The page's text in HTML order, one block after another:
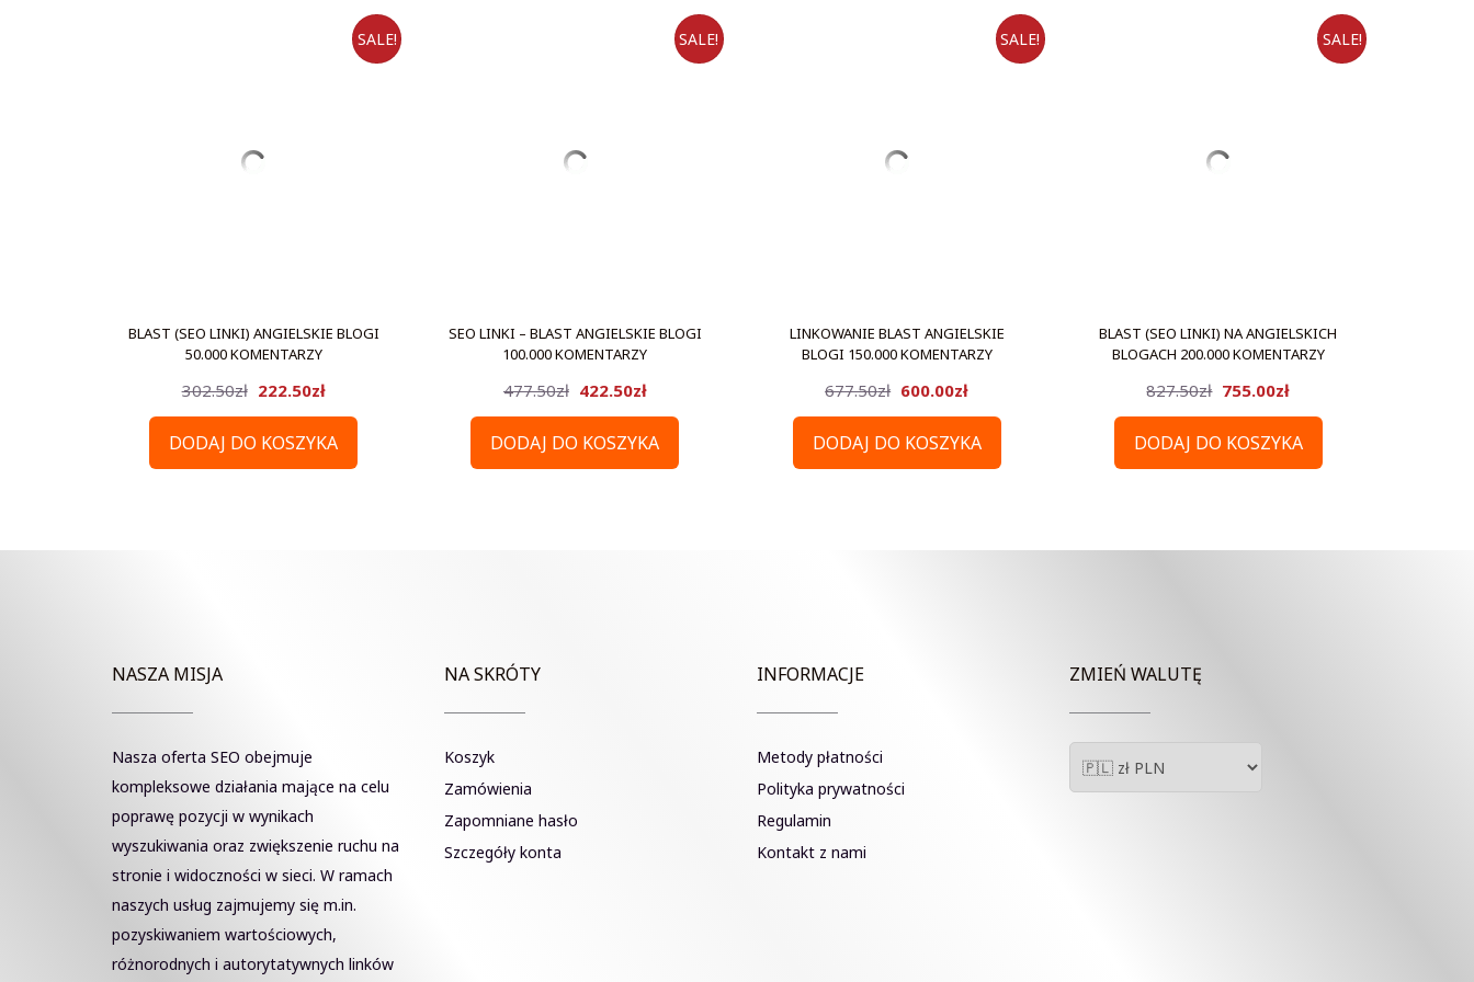
SALE!
BLAST (SEO LINKI) ANGIELSKIE BLOGI
50.000 KOMENTARZY
302.50zł Pierwotna
cena
222.50złAktualna
cena
DODAJ DO KOSZYKA
SALE!
SEO LINKI – BLAST ANGIELSKIE BLOGI
100.000 KOMENTARZY
477.50zł Pierwotna
cena
422.50złAktualna
cena
DODAJ DO KOSZYKA
SALE!
LINKOWANIE BLAST ANGIELSKIE
BLOGI 150.000 KOMENTARZY
677.50zł Pierwotna
cena
600.00złAktualna
cena
DODAJ DO KOSZYKA
SALE!
BLAST (SEO LINKI) NA ANGIELSKICH
BLOGACH 200.000 KOMENTARZY
827.50zł Pierwotna
cena
755.00złAktualna
cena
DODAJ DO KOSZYKA
NASZA MISJA
Nasza oferta SEO obejmuje
kompleksowe działania mające na celu
poprawę pozycji w wynikach
wyszukiwania oraz zwiększenie ruchu na
stronie i widoczności w sieci. W ramach
naszych usług zajmujemy się m.in.
pozyskiwaniem wartościowych,
różnorodnych i autorytatywnych linków
NA SKRÓTY
Koszyk
Zamówienia
Zapomniane hasło
Szczegóły konta
INFORMACJE
Metody płatności
Polityka prywatności
Regulamin
Kontakt z nami
ZMIEŃ WALUTĘ